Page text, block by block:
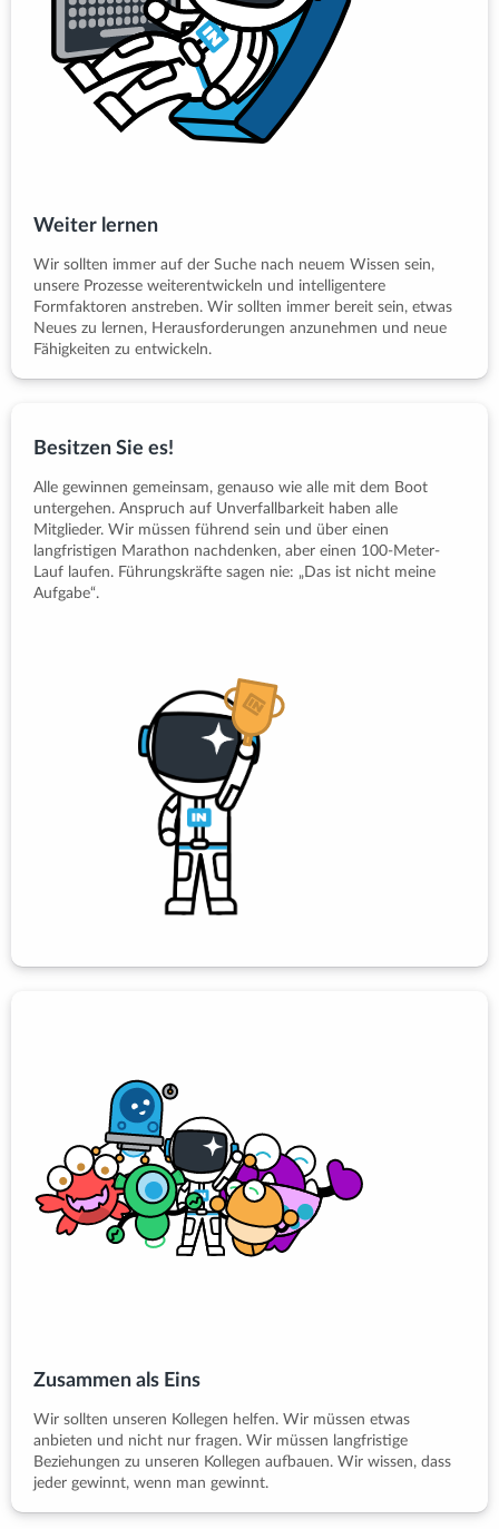
Weiter lernen
Wir sollten immer auf der Suche nach neuem Wissen sein,
unsere Prozesse weiterentwickeln und intelligentere
Formfaktoren anstreben. Wir sollten immer bereit sein, etwas
Neues zu lernen, Herausforderungen anzunehmen und neue
Fähigkeiten zu entwickeln.
Besitzen Sie es!
Alle gewinnen gemeinsam, genauso wie alle mit dem Boot
untergehen. Anspruch auf Unverfallbarkeit haben alle
Mitglieder. Wir müssen führend sein und über einen
langfristigen Marathon nachdenken, aber einen 100-Meter-
Lauf laufen. Führungskräfte sagen nie: „Das ist nicht meine
Aufgabe“.
Zusammen als Eins
Wir sollten unseren Kollegen helfen. Wir müssen etwas
anbieten und nicht nur fragen. Wir müssen langfristige
Beziehungen zu unseren Kollegen aufbauen. Wir wissen, dass
jeder gewinnt, wenn man gewinnt.